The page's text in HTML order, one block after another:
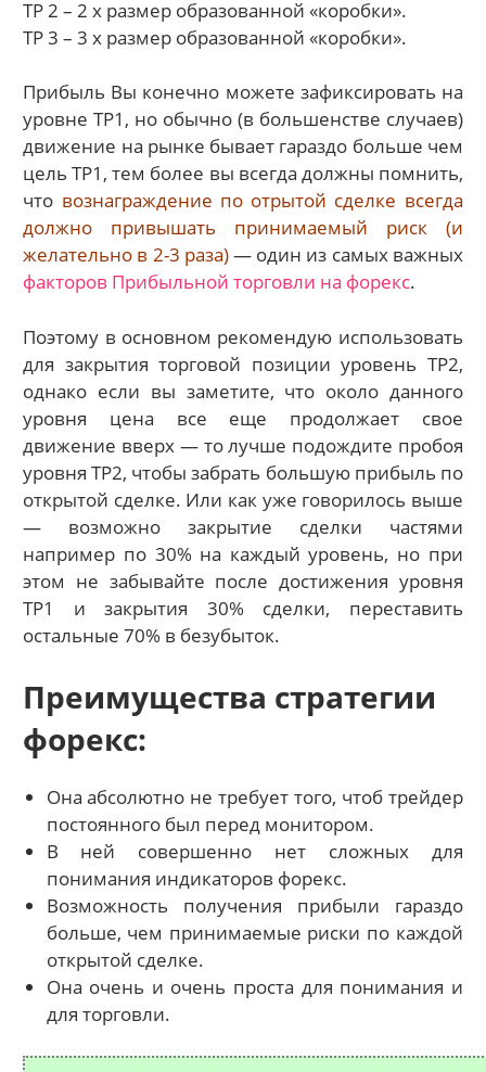
ТР 2 – 2 х размер образованной «коробки».
ТР 3 – 3 х размер образованной «коробки».
Прибыль Вы конечно можете зафиксировать на
уровне ТР1, но обычно (в большенстве случаев)
движение на рынке бывает гараздо больше чем
цель ТР1, тем более вы всегда должны помнить,
что вознаграждение по отрытой сделке всегда
должно привышать принимаемый риск (и
желательно в 2-3 раза)— один из самых важных
факторов Прибыльной торговли на форекс.
Поэтому в основном рекомендую использовать
для закрытия торговой позиции уровень ТР2,
однако если вы заметите, что около данного
уровня цена все еще продолжает свое
движение вверх — то лучше подождите пробоя
уровня ТР2, чтобы забрать большую прибыль по
открытой сделке. Или как уже говорилось выше
— возможно закрытие сделки частями
например по 30% на каждый уровень, но при
этом не забывайте после достижения уровня
ТР1 и закрытия 30% сделки, переставить
остальные 70% в безубыток.
Преимущества стратегии
форекс:
Она абсолютно не требует того, чтоб трейдер
постоянного был перед монитором.
В ней совершенно нет сложных для
понимания индикаторов форекс.
Возможность получения прибыли гараздо
больше, чем принимаемые риски по каждой
открытой сделке.
Она очень и очень проста для понимания и
для торговли.